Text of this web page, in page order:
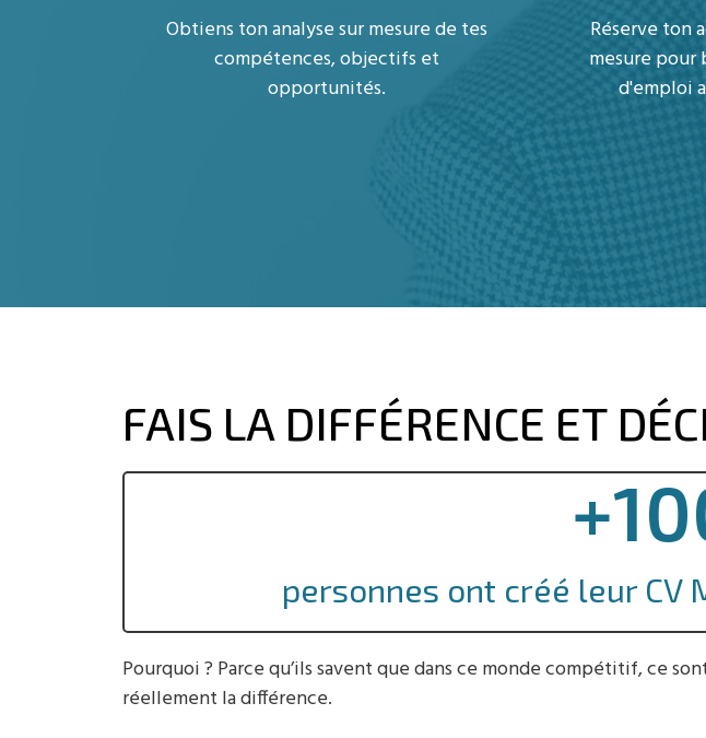
Obtiens ton analyse sur mesure de tes
compétences, objectifs et
opportunités.
Réserve ton
mesure pour
d'emploi
FAIS LA DIFFÉRENCE ET
+
personnes ont créé leur
Pourquoi ? Parce qu’ils savent que dans ce monde compétitif, ce
réellement la différence.